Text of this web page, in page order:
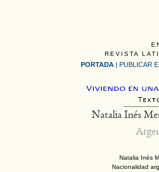
REVISTA
PORTADA | PUBLICAR
Natalia Inés
Natalia Inés
Nacionalidad